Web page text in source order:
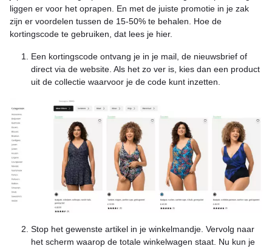
liggen er voor het oprapen. En met de juiste promotie in je zak
zijn er voordelen tussen de 15-50% te behalen. Hoe de
kortingscode te gebruiken, dat lees je hier.
Een kortingscode ontvang je in je mail, de nieuwsbrief of
direct via de website. Als het zo ver is, kies dan een product
uit de collectie waarvoor je de code kunt inzetten.
Stop het gewenste artikel in je winkelmandje. Vervolg naar
het scherm waarop de totale winkelwagen staat. Nu kun je